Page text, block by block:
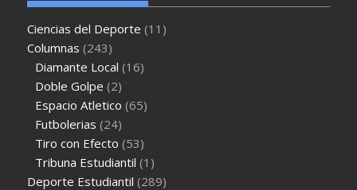
Ciencias del Deporte (11)
Columnas (243)
Diamante Local (16)
Doble Golpe (2)
Espacio Atletico (65)
Futbolerias (24)
Tiro con Efecto (53)
Tribuna Estudiantil (1)
Deporte Estudiantil (289)